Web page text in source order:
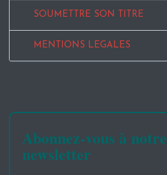
SOUMETTRE SON TITRE
MENTIONS LEGALES
Abonnez-vous à notre
newsletter